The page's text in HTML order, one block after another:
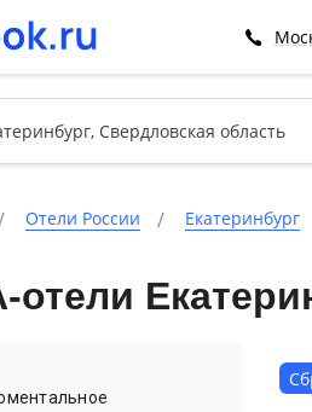
Отели России Екатеринбург